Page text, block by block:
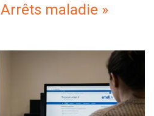
Arrêts maladie »